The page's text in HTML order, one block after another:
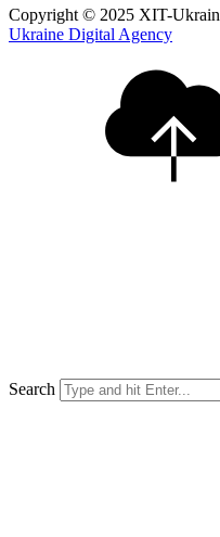
Copyright © 2025 XIT-
Ukraine Digital Agency
Search